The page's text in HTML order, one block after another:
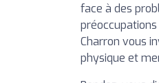
face à des
Charron vous
physique et